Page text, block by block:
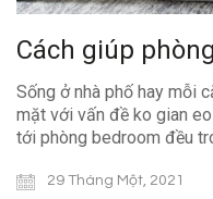
Cách giúp
Sống ở nhà phố hay mỗi
mặt với vấn đề ko gian
tới phòng bedroom đều
29 Tháng Một, 2021